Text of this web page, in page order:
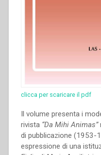
clicca per scaricare il pdf
Il volume presenta i
rivista “Da Mihi Animas”
di pubblicazione (1953-
espressione di una